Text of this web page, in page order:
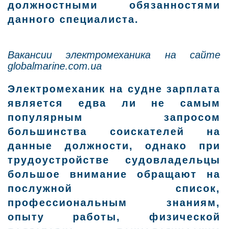
должностными обязанностями
данного специалиста.
Вакансии электромеханика на сайте
globalmarine.com.ua
Электромеханик на судне зарплата
является едва ли не самым
популярным запросом
большинства соискателей на
данные должности, однако при
трудоустройстве судовладельцы
большое внимание обращают на
послужной список,
профессиональным знаниям,
опыту работы, физической